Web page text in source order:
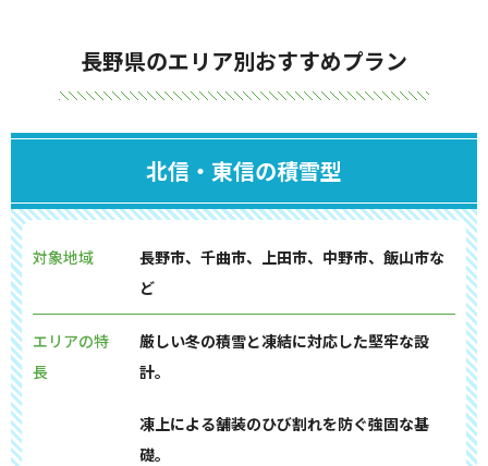
長野県のエリア別おすすめプラン
北信・東信の積雪型
対象地域
長野市、千曲市、上田市、中野市、飯山市な
ど
エリアの特
長
厳しい冬の積雪と凍結に対応した堅牢な設
計。
凍上による舗装のひび割れを防ぐ強固な基
礎。